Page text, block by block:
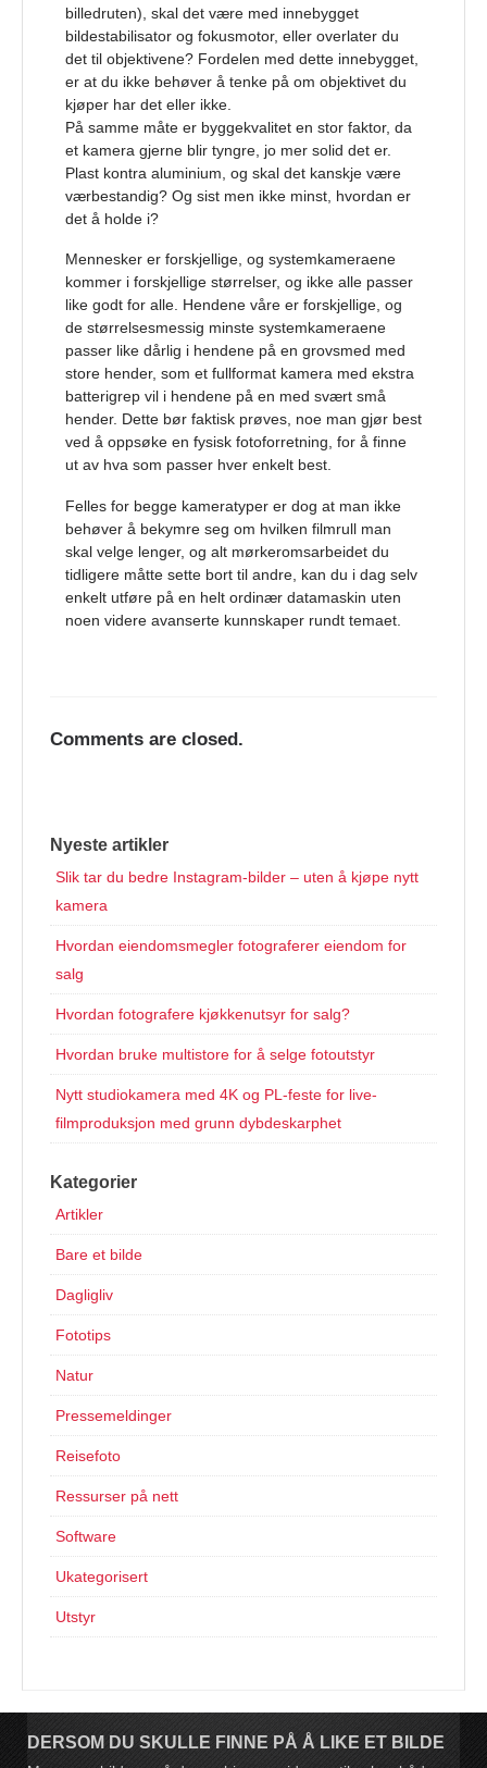
billedruten), skal det være med innebygget
bildestabilisator og fokusmotor, eller overlater du
det til objektivene? Fordelen med dette innebygget,
er at du ikke behøver å tenke på om objektivet du
kjøper har det eller ikke.
På samme måte er byggekvalitet en stor faktor, da
et kamera gjerne blir tyngre, jo mer solid det er.
Plast kontra aluminium, og skal det kanskje være
værbestandig? Og sist men ikke minst, hvordan er
det å holde i?
Mennesker er forskjellige, og systemkameraene
kommer i forskjellige størrelser, og ikke alle passer
like godt for alle. Hendene våre er forskjellige, og
de størrelsesmessig minste systemkameraene
passer like dårlig i hendene på en grovsmed med
store hender, som et fullformat kamera med ekstra
batterigrep vil i hendene på en med svært små
hender. Dette bør faktisk prøves, noe man gjør best
ved å oppsøke en fysisk fotoforretning, for å finne
ut av hva som passer hver enkelt best.
Felles for begge kameratyper er dog at man ikke
behøver å bekymre seg om hvilken filmrull man
skal velge lenger, og alt mørkeromsarbeidet du
tidligere måtte sette bort til andre, kan du i dag selv
enkelt utføre på en helt ordinær datamaskin uten
noen videre avanserte kunnskaper rundt temaet.
Comments are closed.
Nyeste artikler
Slik tar du bedre Instagram-bilder – uten å kjøpe nytt
kamera
Hvordan eiendomsmegler fotograferer eiendom for
salg
Hvordan fotografere kjøkkenutsyr for salg?
Hvordan bruke multistore for å selge fotoutstyr
Nytt studiokamera med 4K og PL-feste for live-
filmproduksjon med grunn dybdeskarphet
Kategorier
Artikler
Bare et bilde
Dagligliv
Fototips
Natur
Pressemeldinger
Reisefoto
Ressurser på nett
Software
Ukategorisert
Utstyr
DERSOM DU SKULLE FINNE PÅ Å LIKE ET BILDE